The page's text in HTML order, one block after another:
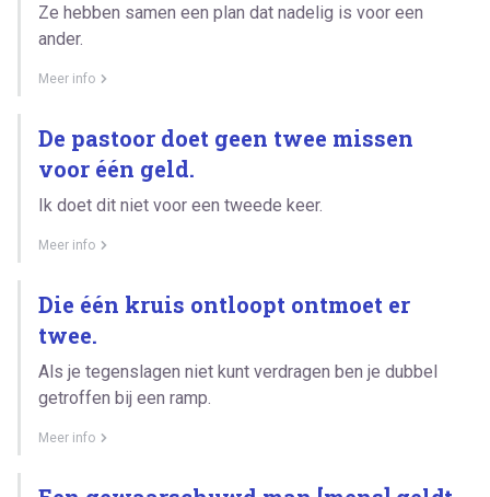
Ze hebben samen een plan dat nadelig is voor een
ander.
Meer info
De pastoor doet geen twee missen
voor één geld.
Ik doet dit niet voor een tweede keer.
Meer info
Die één kruis ontloopt ontmoet er
twee.
Als je tegenslagen niet kunt verdragen ben je dubbel
getroffen bij een ramp.
Meer info